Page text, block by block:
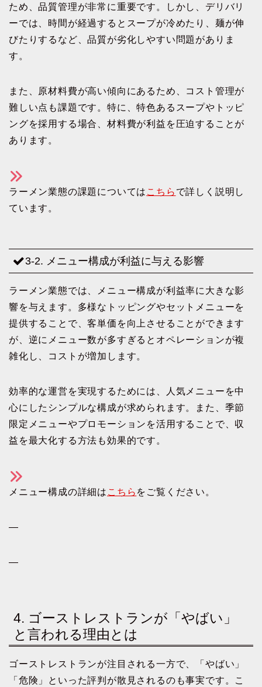
ため、品質管理が非常に重要です。しかし、デリバリ
ーでは、時間が経過するとスープが冷めたり、麺が伸
びたりするなど、品質が劣化しやすい問題がありま
す。
また、原材料費が高い傾向にあるため、コスト管理が
難しい点も課題です。特に、特色あるスープやトッピ
ングを採用する場合、材料費が利益を圧迫することが
あります。
ラーメン業態の課題については こちら で詳しく説明し
ています。
3-2. メニュー構成が利益に与える影響
ラーメン業態では、メニュー構成が利益率に大きな影
響を与えます。多様なトッピングやセットメニューを
提供することで、客単価を向上させることができます
が、逆にメニュー数が多すぎるとオペレーションが複
雑化し、コストが増加します。
効率的な運営を実現するためには、人気メニューを中
心にしたシンプルな構成が求められます。また、季節
限定メニューやプロモーションを活用することで、収
益を最大化する方法も効果的です。
メニュー構成の詳細は こちら をご覧ください。
—
—
4. ゴーストレストランが「やばい」
と言われる理由とは
ゴーストレストランが注目される一方で、「やばい」
「危険」といった評判が散見されるのも事実です。こ